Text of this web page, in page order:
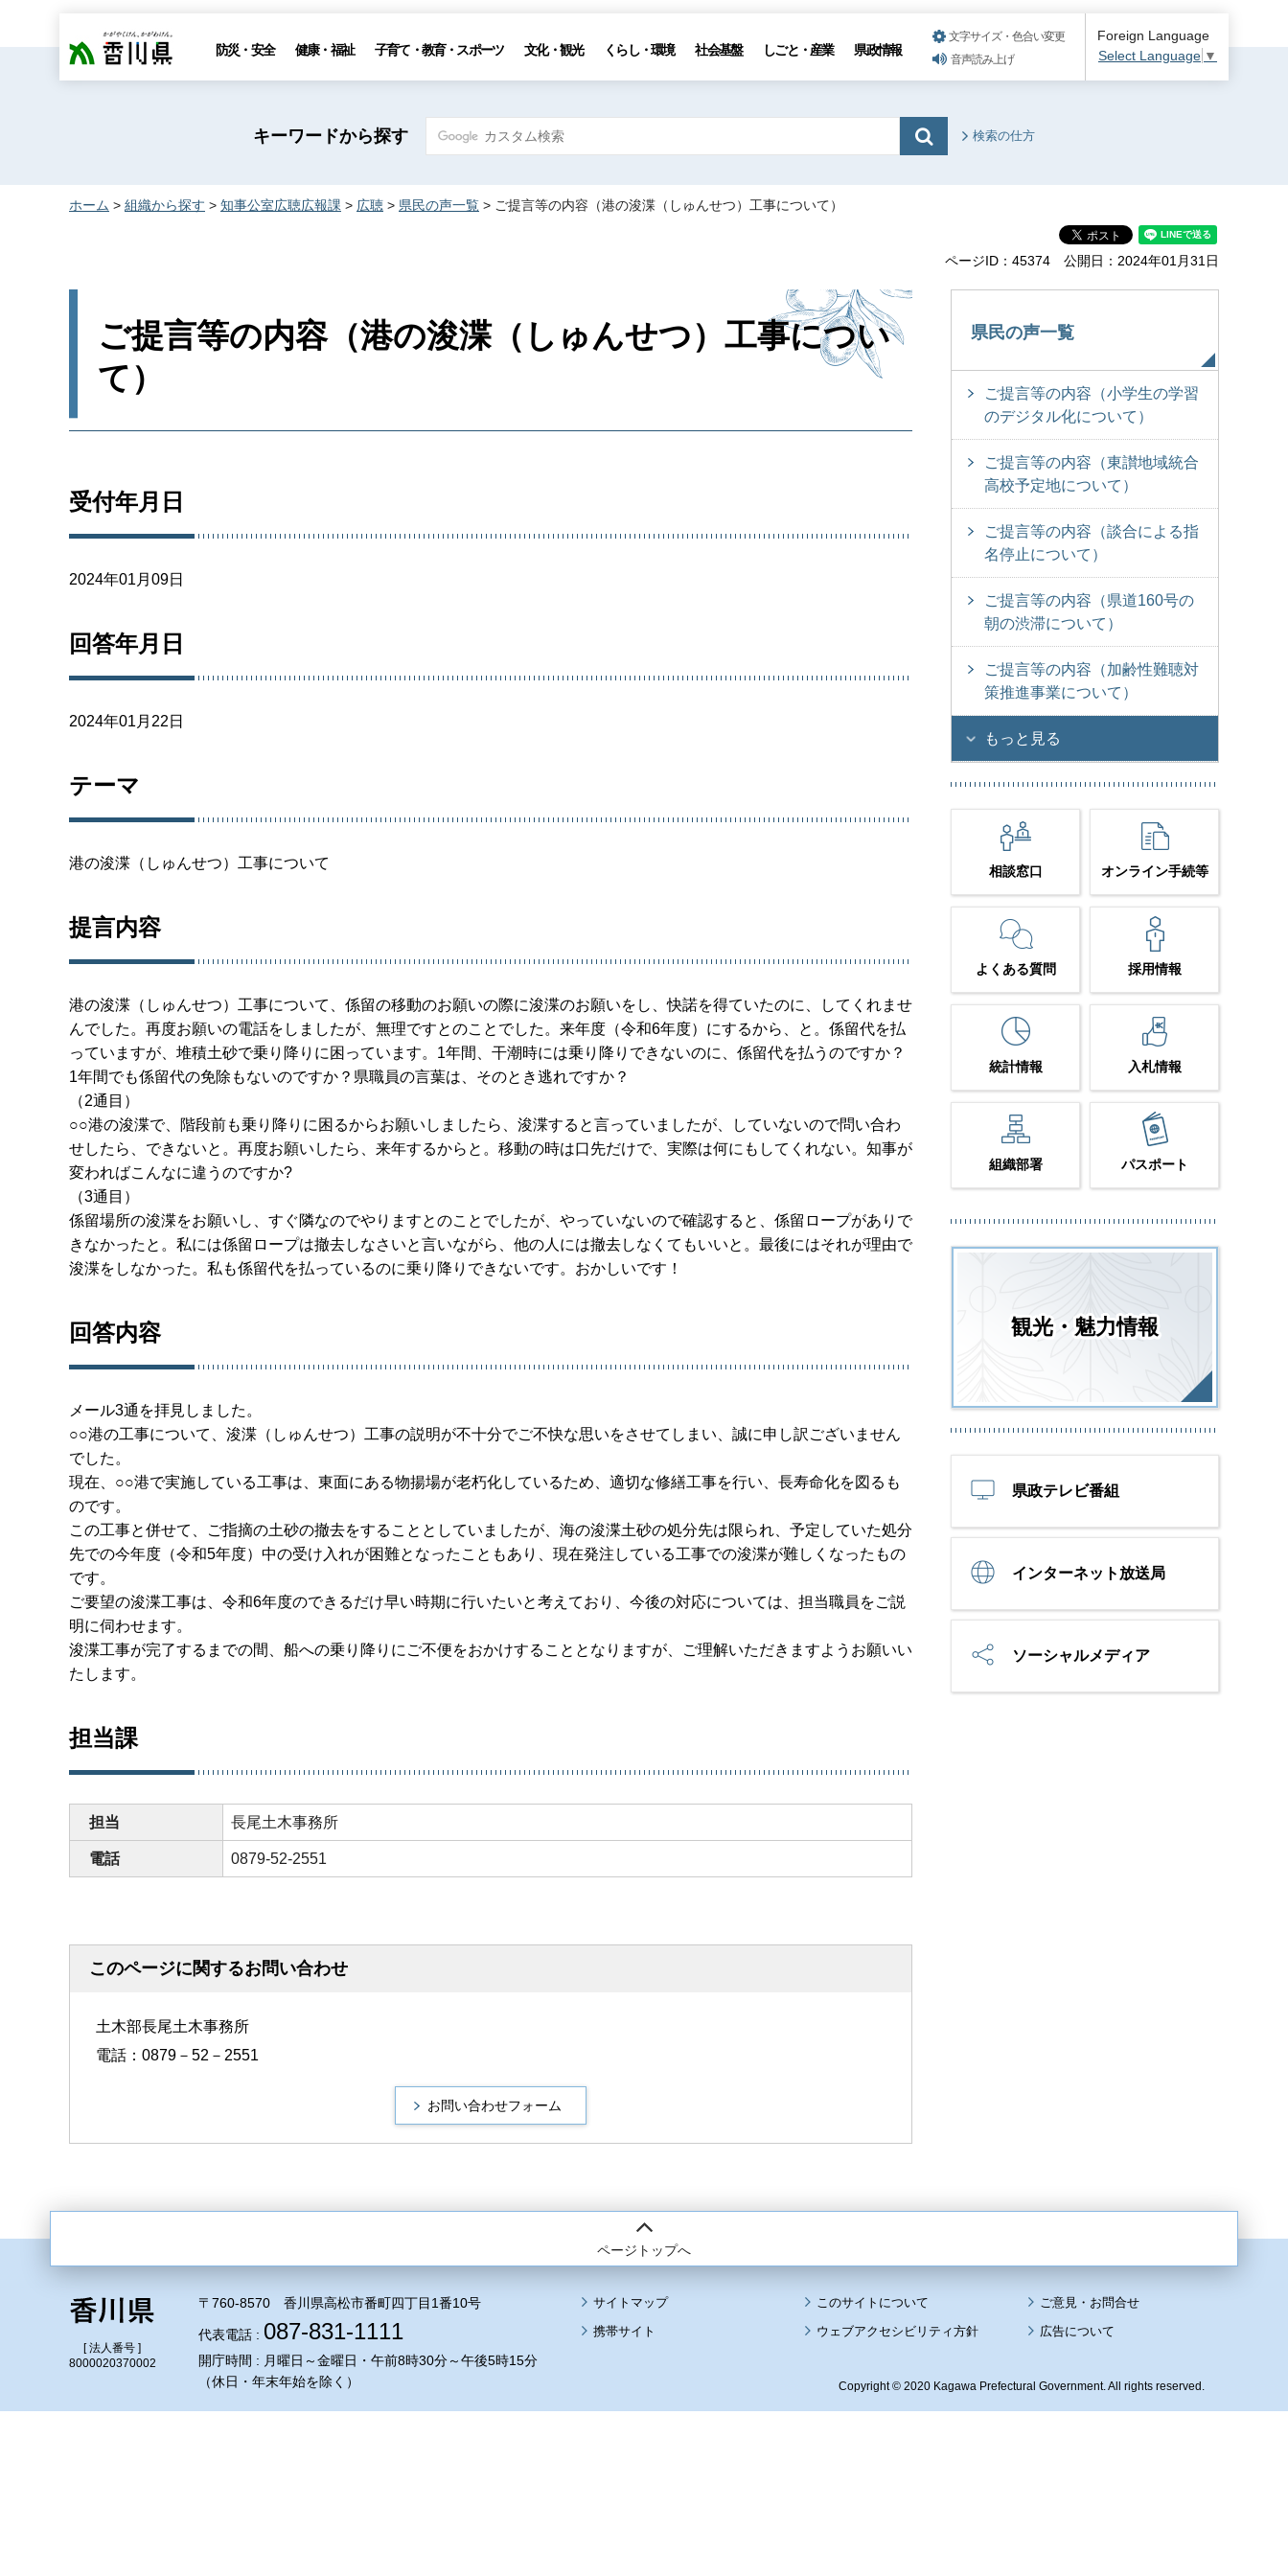
香川県 防災・安全 健康・福祉 子育て・教育・スポーツ 文化・観光 くらし・環境 社会基盤 しごと・産業 県政情報
文字サイズ・色合い変更
音声読み上げ
Foreign Language
Select Language ▼
キーワードから探す 検索の仕方
ホーム > 組織から探す > 知事公室広聴広報課 > 広聴 > 県民の声一覧 > ご提言等の内容（港の浚渫（しゅんせつ）工事について）
ページID：45374 公開日：2024年01月31日
ご提言等の内容（港の浚渫（しゅんせつ）工事につい
て）
受付年月日
2024年01月09日
回答年月日
2024年01月22日
テーマ
港の浚渫（しゅんせつ）工事について
提言内容
港の浚渫（しゅんせつ）工事について、係留の移動のお願いの際に浚渫のお願いをし、快諾を得ていたのに、してくれませ
んでした。再度お願いの電話をしましたが、無理ですとのことでした。来年度（令和6年度）にするから、と。係留代を払
っていますが、堆積土砂で乗り降りに困っています。1年間、干潮時には乗り降りできないのに、係留代を払うのですか？
1年間でも係留代の免除もないのですか？県職員の言葉は、そのとき逃れですか？
（2通目）
○○港の浚渫で、階段前も乗り降りに困るからお願いしましたら、浚渫すると言っていましたが、していないので問い合わ
せしたら、できないと。再度お願いしたら、来年するからと。移動の時は口先だけで、実際は何にもしてくれない。知事が
変わればこんなに違うのですか?
（3通目）
係留場所の浚渫をお願いし、すぐ隣なのでやりますとのことでしたが、やっていないので確認すると、係留ロープがありで
きなかったと。私には係留ロープは撤去しなさいと言いながら、他の人には撤去しなくてもいいと。最後にはそれが理由で
浚渫をしなかった。私も係留代を払っているのに乗り降りできないです。おかしいです！
回答内容
メール3通を拝見しました。
○○港の工事について、浚渫（しゅんせつ）工事の説明が不十分でご不快な思いをさせてしまい、誠に申し訳ございません
でした。
現在、○○港で実施している工事は、東面にある物揚場が老朽化しているため、適切な修繕工事を行い、長寿命化を図るも
のです。
この工事と併せて、ご指摘の土砂の撤去をすることとしていましたが、海の浚渫土砂の処分先は限られ、予定していた処分
先での今年度（令和5年度）中の受け入れが困難となったこともあり、現在発注している工事での浚渫が難しくなったもの
です。
ご要望の浚渫工事は、令和6年度のできるだけ早い時期に行いたいと考えており、今後の対応については、担当職員をご説
明に伺わせます。
浚渫工事が完了するまでの間、船への乗り降りにご不便をおかけすることとなりますが、ご理解いただきますようお願いい
たします。
担当課
担当 長尾土木事務所
電話 0879-52-2551
このページに関するお問い合わせ
土木部長尾土木事務所
電話：0879－52－2551
県民の声一覧
ご提言等の内容（小学生の学習
のデジタル化について）
ご提言等の内容（東讃地域統合
高校予定地について）
ご提言等の内容（談合による指
名停止について）
ご提言等の内容（県道160号の
朝の渋滞について）
ご提言等の内容（加齢性難聴対
策推進事業について）
もっと見る
相談窓口 オンライン手続等
よくある質問 採用情報
統計情報 入札情報
組織部署 パスポート
観光・魅力情報
県政テレビ番組
インターネット放送局
ソーシャルメディア
ページトップへ
[ 法人番号 ]
8000020370002
〒760-8570 香川県高松市番町四丁目1番10号
代表電話 : 087-831-1111
開庁時間 : 月曜日～金曜日・午前8時30分～午後5時15分
（休日・年末年始を除く）
サイトマップ
このサイトについて
携帯サイト
ウェブアクセシビリティ方針 広告について
Copyright © 2020 Kagawa Prefectural Government. All rights reserved.